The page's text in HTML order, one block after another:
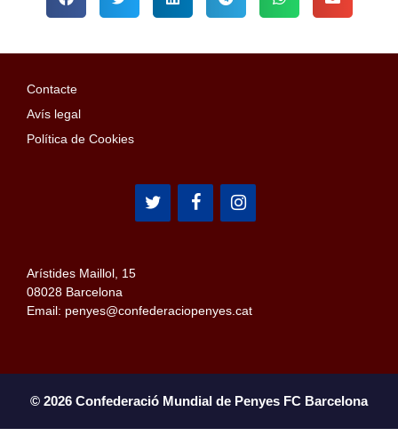
Contacte
Avís legal
Política de Cookies
Arístides Maillol, 15
08028 Barcelona
Email: penyes@confederaciopenyes.cat
© 2026 Confederació Mundial de Penyes FC Barcelona